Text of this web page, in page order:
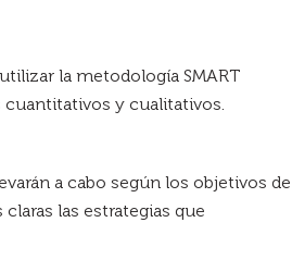
la metodología SMART
cuantitativos y cualitativos.
a cabo según los objetivos de
las estrategias que